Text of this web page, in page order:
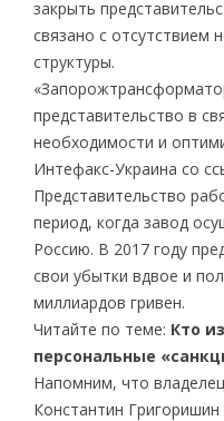
закрыть
связано с отсутствием
структуры.
представительство в
необходимости и
Интефакс-Украина со
Представительство
период, когда завод
Россию. В 2017 году
свои убытки вдвое и
миллиардов гривен.
Читайте по теме: Кто
персональные
Напомним, что
Константин